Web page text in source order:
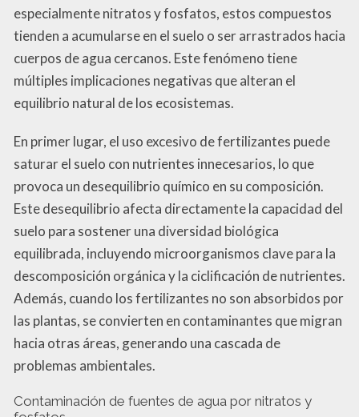
especialmente nitratos y fosfatos, estos compuestos
tienden a acumularse en el suelo o ser arrastrados hacia
cuerpos de agua cercanos. Este fenómeno tiene
múltiples implicaciones negativas que alteran el
equilibrio natural de los ecosistemas.
En primer lugar, el uso excesivo de fertilizantes puede
saturar el suelo con nutrientes innecesarios, lo que
provoca un desequilibrio químico en su composición.
Este desequilibrio afecta directamente la capacidad del
suelo para sostener una diversidad biológica
equilibrada, incluyendo microorganismos clave para la
descomposición orgánica y la ciclificación de nutrientes.
Además, cuando los fertilizantes no son absorbidos por
las plantas, se convierten en contaminantes que migran
hacia otras áreas, generando una cascada de
problemas ambientales.
Contaminación de fuentes de agua por nitratos y